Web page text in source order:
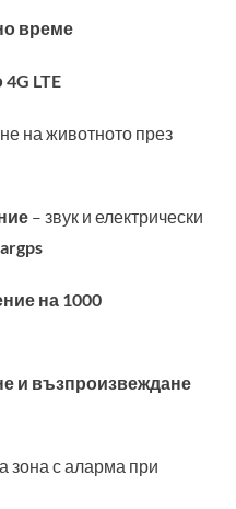
време
LTE
на животното през
– звук и електрически
на 1000
и възпроизвеждане
зона с аларма при